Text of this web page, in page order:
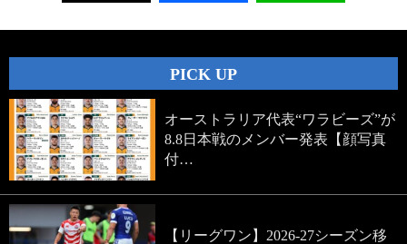
PICK UP
オーストラリア代表“ワラビーズ”が
8.8日本戦のメンバー発表【顔写真
付…
【リーグワン】2026-27シーズン移